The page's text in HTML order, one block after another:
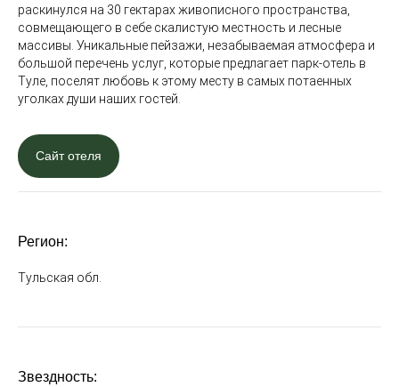
раскинулся на 30 гектарах живописного пространства,
совмещающего в себе скалистую местность и лесные
массивы. Уникальные пейзажи, незабываемая атмосфера и
большой перечень услуг, которые предлагает парк-отель в
Туле, поселят любовь к этому месту в самых потаенных
уголках души наших гостей.
Сайт отеля
Регион:
Тульская обл.
Звездность: